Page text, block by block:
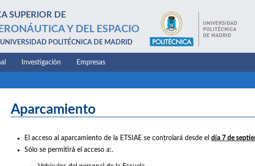
SUPERIOR DE
Y DEL ESPACIO
UNIVERSIDAD POLITÉCNICA DE MADRID
Investigación Empresas
Aparcamiento
El acceso al aparcamiento de la ETSIAE se controlará desde el día 7 de
Sólo se permitirá el acceso a:.